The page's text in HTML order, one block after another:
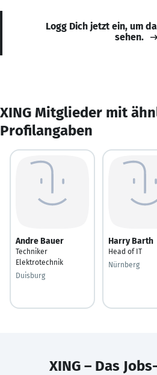
Logg Dich jetzt ein, um
sehen.
XING Mitglieder mit
Profilangaben
Andre Bauer
Techniker
Elektrotechnik
Duisburg
Harry Barth
Head of IT
Nürnberg
XING – Das